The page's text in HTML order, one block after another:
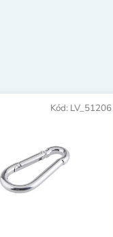
Kód: LV_51206